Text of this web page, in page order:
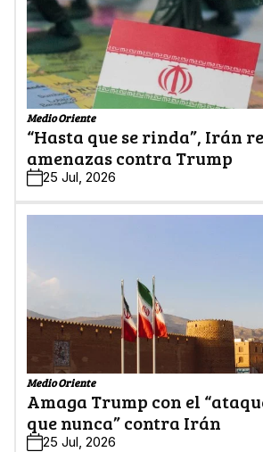
Medio Oriente
“Hasta que se rinda”, Irán
amenazas contra Trump
25 Jul, 2026
Medio Oriente
Amaga Trump con el
que nunca” contra Irán
25 Jul, 2026